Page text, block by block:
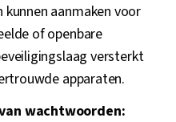
aanmaken voor
of openbare
versterkt
apparaten.
wachtwoorden: